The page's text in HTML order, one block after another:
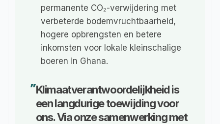
permanente CO₂-verwijdering met
verbeterde bodemvruchtbaarheid,
hogere opbrengsten en betere
inkomsten voor lokale kleinschalige
boeren in Ghana.
"Klimaatverantwoordelijkheid is
een langdurige toewijding voor
ons. Via onze samenwerking met